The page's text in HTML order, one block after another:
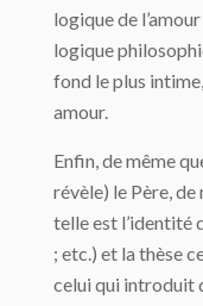
logique de l’amour
logique
fond le plus
amour.
Enfin, de même
révèle) le Père, de
telle est l’identité
; etc.) et la thèse
celui qui introduit